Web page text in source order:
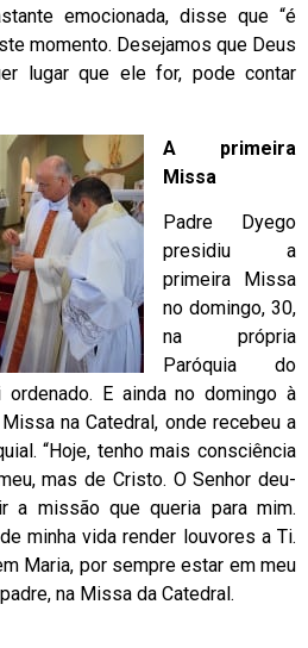
emocionada, disse que “é
momento. Desejamos que Deus
lugar que ele for, pode contar
A primeira
Missa
Padre Dyego
presidiu a
primeira Missa
no domingo, 30,
na própria
Paróquia do
E ainda no domingo à
na Catedral, onde recebeu a
“Hoje, tenho mais consciência
mas de Cristo. O Senhor deu-
a missão que queria para mim.
minha vida render louvores a Ti.
Maria, por sempre estar em meu
na Missa da Catedral.